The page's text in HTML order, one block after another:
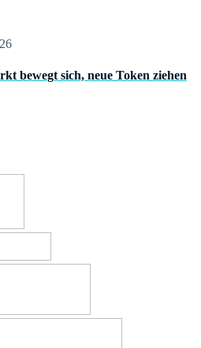
bewegt sich, neue Token ziehen